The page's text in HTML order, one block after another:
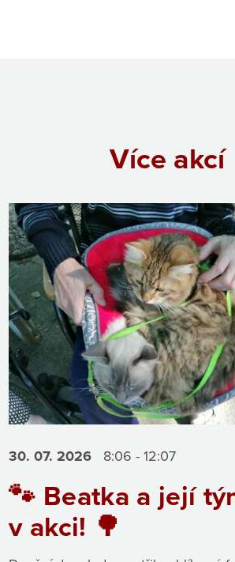
Více akcí
30. 07.2026 8:06 - 12:07
🐾 Beatka a její
v akci! 🌳